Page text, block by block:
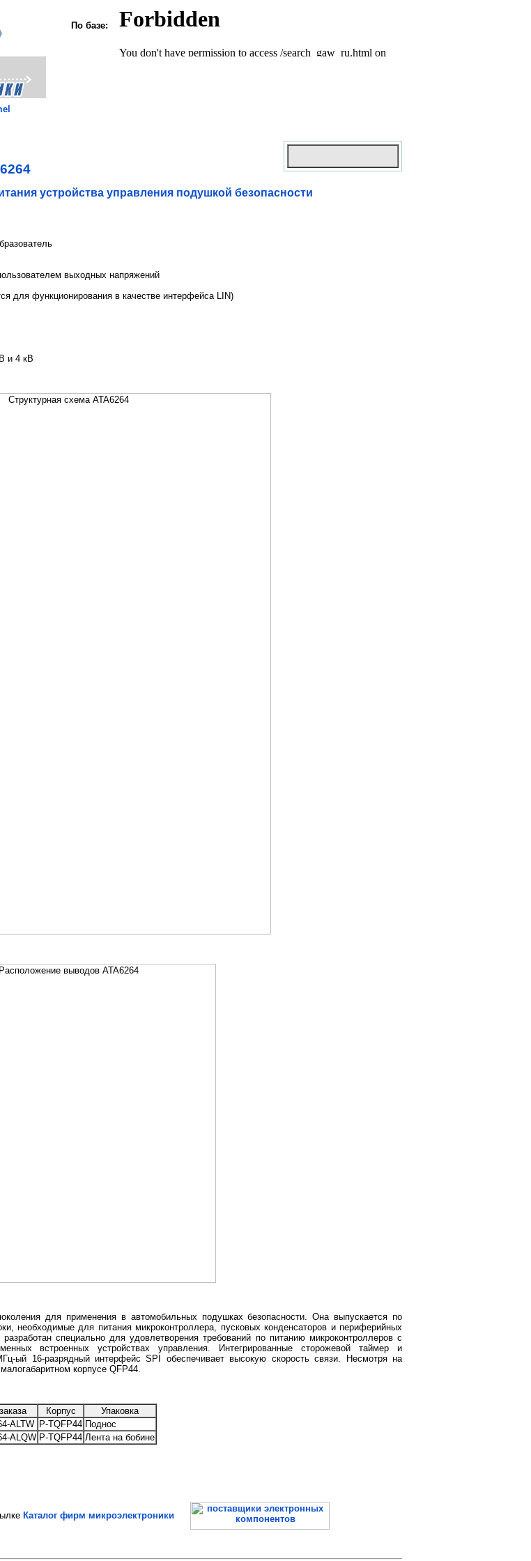
По базе:
устройства управления подушкой безопасности
выходных напряжений
для функционирования в качестве интерфейса LIN)
и 4 кВ
для применения в автомобильных подушках безопасности. Она выпускается по
необходимые для питания микроконтроллера, пусковых конденсаторов и периферийных
специально для удовлетворения требований по питанию микроконтроллеров с
встроенных устройствах управления. Интегрированные сторожевой таймер и
ый 16-разрядный интерфейс SPI обеспечивает высокую скорость связи. Несмотря на
корпусе QFP44.
Корпус
Упаковка
ALTW
P-TQFP44 Поднос
ALQW P-TQFP44 Лента на бобине
Каталог фирм микроэлектроники